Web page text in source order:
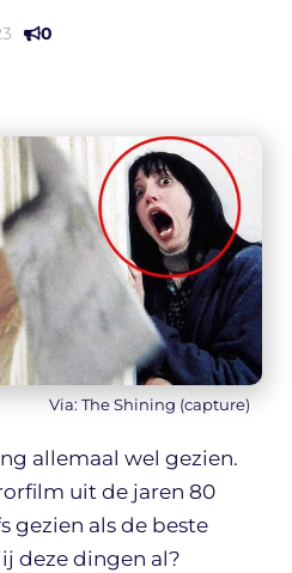
0
Via: The Shining (capture)
allemaal wel gezien.
uit de jaren 80
gezien als de beste
deze dingen al?